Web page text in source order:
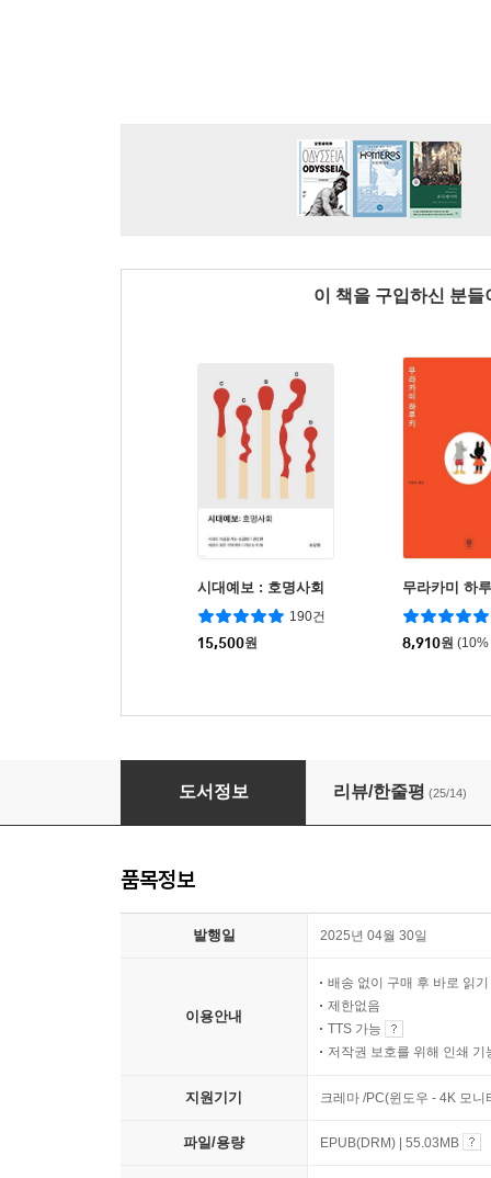
이 책을 구입하신 분
시대예보 : 호명사회
190건
15,500원
무라카미 하
8,910원 (10%
바꿀 수 없는 것에 인생을 소모하지 마라
도서정보 리뷰/한줄평 (25/14)
품목정보
발행일 2025년 04월 30일
이용안내
배송 없이 구매 후 바로 읽기
제한없음
TTS 가능
저작권 보호를 위해 인쇄 기
지원기기 크레마 /PC(윈도우 - 4K 모
파일/용량 EPUB(DRM) | 55.03MB